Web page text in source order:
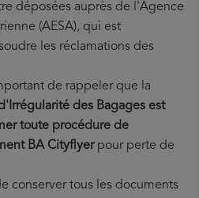
déposées auprès de l'Agence
(AESA), qui est
les réclamations des
de rappeler que la
des Bagages est
toute procédure de
BA Cityflyerpour perte de
conserver tous les documents